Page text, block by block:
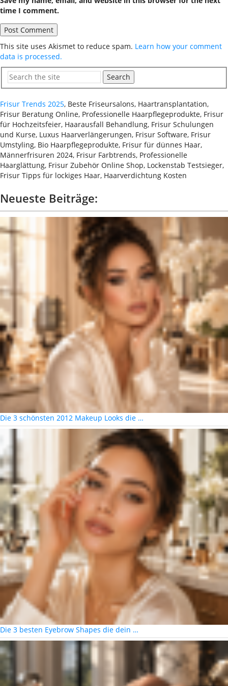
time I comment.
This site uses Akismet to reduce spam. Learn how your comment
data is processed.
Search
Frisur Trends 2025, Beste Friseursalons, Haartransplantation,
Frisur Beratung Online, Professionelle Haarpflegeprodukte, Frisur
für Hochzeitsfeier, Haarausfall Behandlung, Frisur Schulungen
und Kurse, Luxus Haarverlängerungen, Frisur Software, Frisur
Umstyling, Bio Haarpflegeprodukte, Frisur für dünnes Haar,
Männerfrisuren 2024, Frisur Farbtrends, Professionelle
Haarglättung, Frisur Zubehör Online Shop, Lockenstab Testsieger,
Frisur Tipps für lockiges Haar, Haarverdichtung Kosten
Neueste Beiträge:
Die 3 schönsten 2012 Makeup Looks die …
Die 3 besten Eyebrow Shapes die dein …